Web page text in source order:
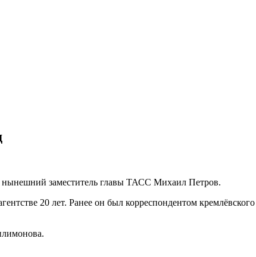
нынешний заместитель главы ТАСС Михаил Петров.
20 лет. Ранее он был корреспондентом